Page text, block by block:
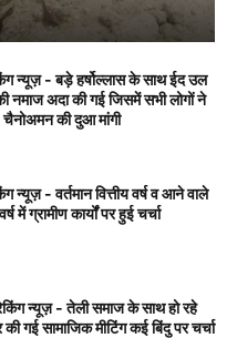
न्यूज़ - बड़े हर्षोल्लास के साथ ईद उल
नमाज अदा की गई जिसमें सभी लोगों ने
चैनोअमन की दुआ मांगी
न्यूज़ - वर्तमान वित्तीय वर्ष व आने वाले
में ग्रामीण कार्यों पर हुई चर्चा
न्यूज़ - तेली समाज के साथ हो रहे
गई सामाजिक मीटिंग कई बिंदु पर चर्चा